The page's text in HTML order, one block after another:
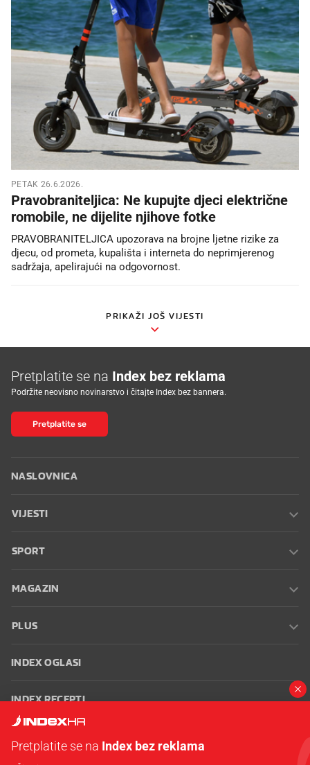
PETAK 26.6.2026.
Pravobraniteljica: Ne kupujte djeci električne
romobile, ne dijelite njihove fotke
PRAVOBRANITELJICA upozorava na brojne ljetne rizike za
djecu, od prometa, kupališta i interneta do neprimjerenog
sadržaja, apelirajući na odgovornost.
PRIKAŽI JOŠ VIJESTI
Pretplatite se na Index bez reklama
Podržite neovisno novinarstvo i čitajte Index bez bannera.
Pretplatite se
NASLOVNICA
VIJESTI
SPORT
MAGAZIN
PLUS
INDEX OGLASI
INDEX RECEPTI
Pretplatite se na Index bez reklama